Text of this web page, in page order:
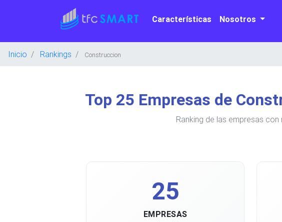
Características Nosotros
Inicio Rankings Construccion
Top 25 Empresas de
Ranking de las empresas
25
EMPRESAS